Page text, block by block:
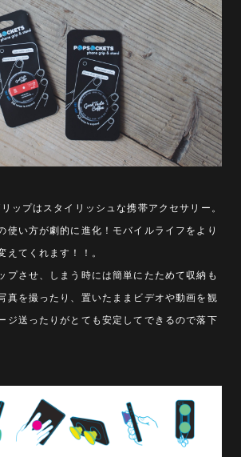
ップはスタイリッシュな携帯アクセサリー。
使い方が劇的に進化！モバイルライフをより
えてくれます！！。
プさせ、しまう時には簡単にたためて収納も
真を撮ったり、置いたままビデオや動画を観
ジ送ったりがとても安定してできるので落下